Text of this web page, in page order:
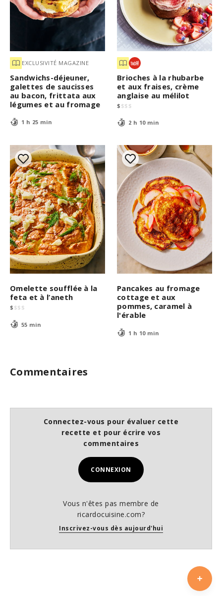
EXCLUSIVITÉ MAGAZINE
Sandwichs-déjeuner,
galettes de saucisses
au bacon, frittata aux
légumes et au fromage
1 h 25 min
Brioches à la rhubarbe
et aux fraises, crème
anglaise au mélilot
$ $$ $
2 h 10 min
Omelette soufflée à la
feta et à l’aneth
$ $$ $
55 min
Pancakes au fromage
cottage et aux
pommes, caramel à
l'érable
1 h 10 min
Commentaires
Connectez-vous pour évaluer cette
recette et pour écrire vos
commentaires
CONNEXION
Vous n'êtes pas membre de
ricardocuisine.com?
Inscrivez-vous dès aujourd'hui